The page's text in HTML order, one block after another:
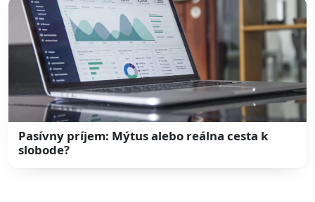
Pasívny príjem: Mýtus alebo reálna cesta k
slobode?